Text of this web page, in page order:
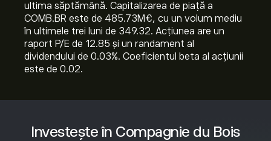
Investește în Compagnie du Bois
ultima săptămână. Capitalizarea de piață a
COMB.BR este de 485.73M‎€‎, cu un volum mediu
în ultimele trei luni de 349.32. Acțiunea are un
raport P/E de 12.85 și un randament al
dividendului de 0.03%. Coeficientul beta al acțiunii
este de 0.02.